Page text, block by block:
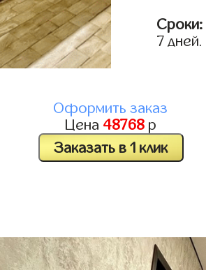
Сроки:
7 дней.
Оформить заказ
Цена 48768 р
Заказать в 1 клик